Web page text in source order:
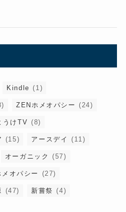
Kindle (1)
ZENホメオパシー (24)
うけTV (8)
(15) アースデイ (11)
オーガニック (57)
メオパシー (27)
(47) 新嘗祭 (4)